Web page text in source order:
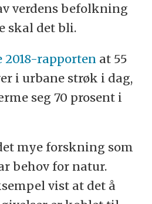
verdens befolkning
skal det bli.
2018-rapporten at 55
i urbane strøk i dag,
seg 70 prosent i
mye forskning som
behov for natur.
vist at det å